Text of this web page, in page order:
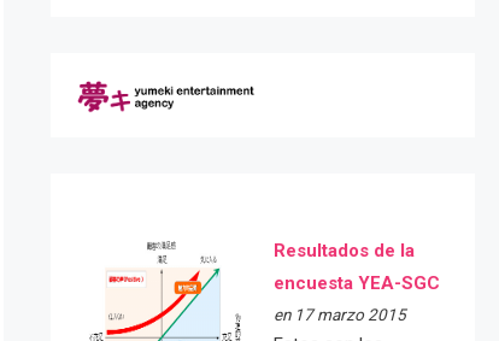
Resultados de la
encuesta YEA-SGC
en 17 marzo 2015